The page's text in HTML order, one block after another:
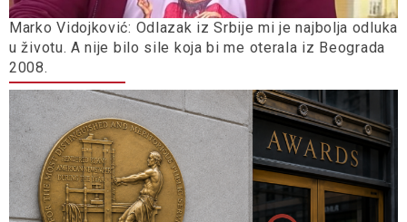
Marko Vidojković: Odlazak iz Srbije mi je najbolja odluka
u životu. A nije bilo sile koja bi me oterala iz Beograda
2008.